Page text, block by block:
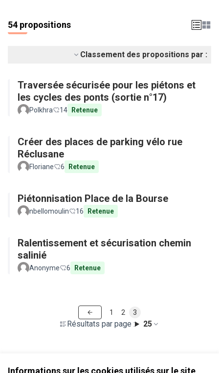
Informations sur les cookies utilisés sur le site
54 propositions
Classement des propositions par :
Traversée sécurisée pour les piétons et
les cycles des ponts (sortie n°17)
Polkhra 14 Retenue
Créer des places de parking vélo rue
Réclusane
Floriane 6 Retenue
Piétonnisation Place de la Bourse
nbellomoulin 16 Retenue
Ralentissement et sécurisation chemin
salinié
Anonyme 6 Retenue
Résultats par page : 25
1 2 3